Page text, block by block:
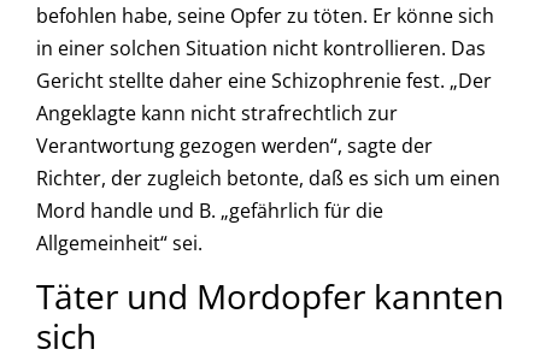
befohlen habe, seine Opfer zu töten. Er könne sich
in einer solchen Situation nicht kontrollieren. Das
Gericht stellte daher eine Schizophrenie fest. „Der
Angeklagte kann nicht strafrechtlich zur
Verantwortung gezogen werden“, sagte der
Richter, der zugleich betonte, daß es sich um einen
Mord handle und B. „gefährlich für die
Allgemeinheit“ sei.
Täter und Mordopfer kannten
sich